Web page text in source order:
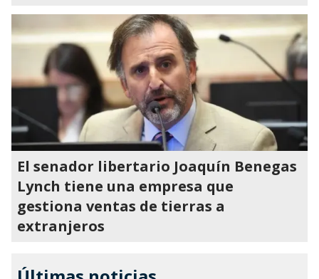
El senador libertario Joaquín Benegas
Lynch tiene una empresa que
gestiona ventas de tierras a
extranjeros